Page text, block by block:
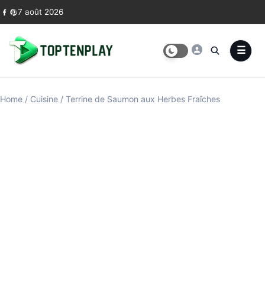
Skip to content
7 août 2026
Home / Cuisine / Terrine de Saumon aux Herbes Fraîches